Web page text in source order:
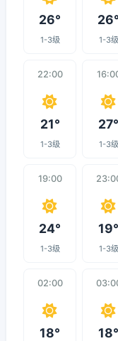
26°
1-3级
26°
1-3级
22:00
21°
1-3级
27°
1-3级
19:00
24°
1-3级
19°
1-3级
02:00
18° 18°